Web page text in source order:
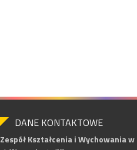
DANE KONTAKTOWE
Zespół Kształcenia i Wychowania